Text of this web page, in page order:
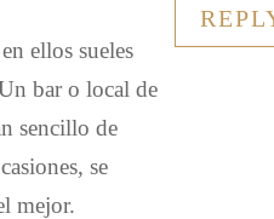
ellos sueles
bar o local de
sencillo de
se
mejor.